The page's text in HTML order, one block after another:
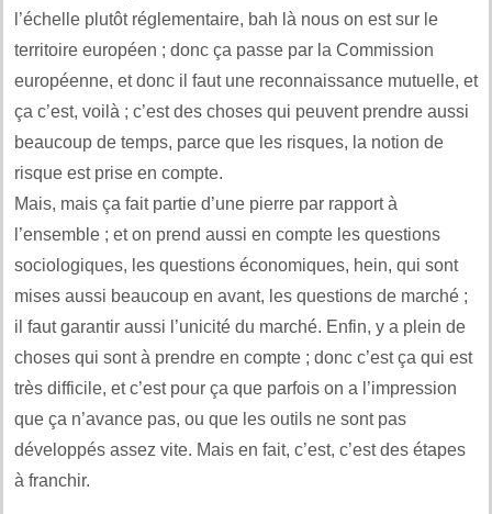
l’échelle plutôt réglementaire, bah là nous on est sur le
territoire européen ; donc ça passe par la Commission
européenne, et donc il faut une reconnaissance mutuelle, et
ça c’est, voilà ; c’est des choses qui peuvent prendre aussi
beaucoup de temps, parce que les risques, la notion de
risque est prise en compte.
Mais, mais ça fait partie d’une pierre par rapport à
l’ensemble ; et on prend aussi en compte les questions
sociologiques, les questions économiques, hein, qui sont
mises aussi beaucoup en avant, les questions de marché ;
il faut garantir aussi l’unicité du marché. Enfin, y a plein de
choses qui sont à prendre en compte ; donc c’est ça qui est
très difficile, et c’est pour ça que parfois on a l’impression
que ça n’avance pas, ou que les outils ne sont pas
développés assez vite. Mais en fait, c’est, c’est des étapes
à franchir.